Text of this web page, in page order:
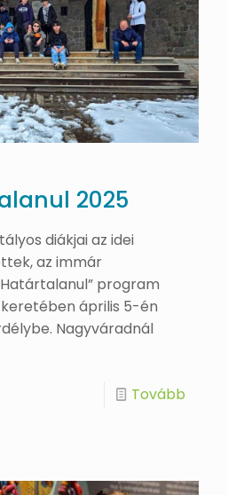
2025
diákjai az idei
az immár
program
április 5-én
Nagyváradnál
Tovább